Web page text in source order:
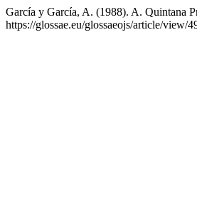
García y García, A. (1988). A. Quintana
https://glossae.eu/glossaeojs/article/view/